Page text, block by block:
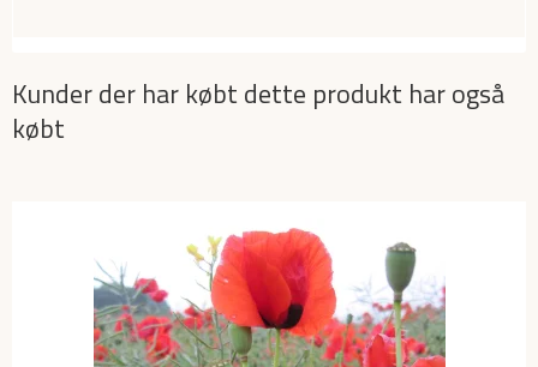
Kunder der har købt dette produkt har også
købt